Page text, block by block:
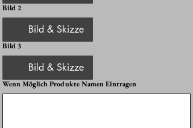
Bild 2
Bild & Skizze
Bild 3
Bild & Skizze
Wenn Möglich Produkte Namen Eintragen